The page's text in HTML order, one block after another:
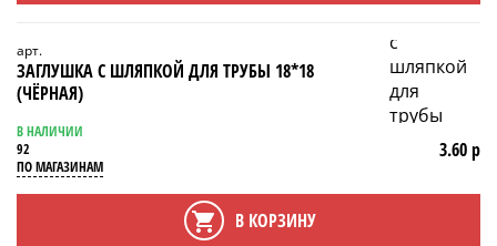
арт.
ЗАГЛУШКА С ШЛЯПКОЙ ДЛЯ ТРУБЫ 18*18
(ЧЁРНАЯ)
В НАЛИЧИИ
92
ПО МАГАЗИНАМ
3.60 р
В КОРЗИНУ